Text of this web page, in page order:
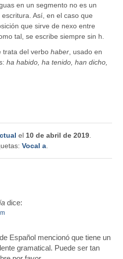
en un segmento no es un
Así, en el caso que
que sirve de nexo entre
tal, se escribe siempre sin h.
trata del verbohaber , usado en
ha habido, ha tenido, han dicho,
el 10 de abril de 2019
Vocal a
dice:
Español mencionó que tiene un
gramatical. Puede ser tan